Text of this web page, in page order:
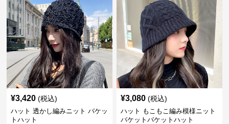
¥3,420 (税込)
ハット 透かし編みニット バケッ
トハット
¥3,080 (税込)
ハット もこもこ編み模様ニット
バケットバケットハット